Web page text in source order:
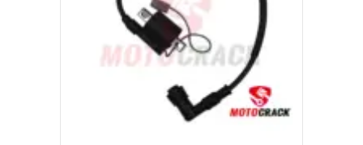
AÑADIR AL CARRITO